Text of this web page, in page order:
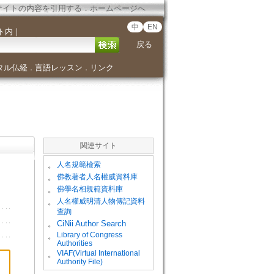
イトの内容を引用する．ホームページへ
内 ｜ 中 EN
戻る
ル仏経． 言語レッスン ． リンク
関連サイト
。 人名規範檢索
。 佛教著者人名權威資料庫
。 佛學名相規範資料庫
。
人名權威明清人物傳記資料
查詢
。
CiNii Author Search
。
Library of Congress
Authorities
。
VIAF(Virtual International
Authority File)